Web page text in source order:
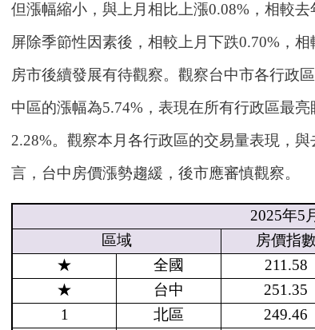
但漲幅縮小，與上月相比上漲0.08%，相較
屏除季節性因素後，相較上月下跌0.70%，
房市後續發展有待觀察。觀察台中市各行政
中區的漲幅為5.74%，表現在所有行政區最
2.28%。觀察本月各行政區的交易量表現，
言，台中房價漲勢趨緩，後市應審慎觀察。
2025年5
區域
房價指數
★
全國 211.58
★
台中 251.35
1
北區 249.46